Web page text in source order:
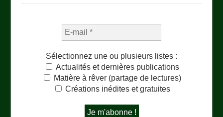
Sélectionnez une ou plusieurs listes :
Actualités et dernières publications
Matière à rêver (partage de lectures)
Créations inédites et gratuites